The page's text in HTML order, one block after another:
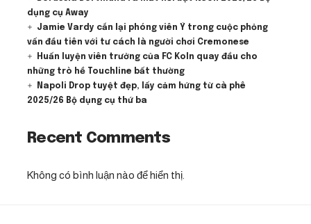
dụng cụ Away
Jamie Vardy cắn lại phóng viên Ý trong cuộc phỏng
vấn đầu tiên với tư cách là người chơi Cremonese
Huấn luyện viên trưởng của FC Koln quay đầu cho
những trò hề Touchline bất thường
Napoli Drop tuyệt đẹp, lấy cảm hứng từ cà phê
2025/26 Bộ dụng cụ thứ ba
Recent Comments
Không có bình luận nào để hiển thị.